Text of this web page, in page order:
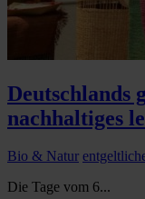
Deutschlands
nachhaltiges
Bio & Natur
Die Tage vom 6...